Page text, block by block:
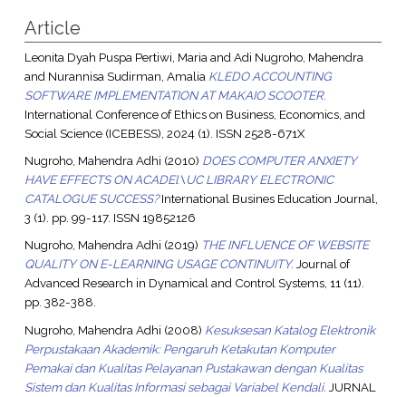
Article
Leonita Dyah Puspa Pertiwi, Maria and Adi Nugroho, Mahendra
and Nurannisa Sudirman, Amalia KLEDO ACCOUNTING
SOFTWARE IMPLEMENTATION AT MAKAIO SCOOTER.
International Conference of Ethics on Business, Economics, and
Social Science (ICEBESS), 2024 (1). ISSN 2528-671X
Nugroho, Mahendra Adhi (2010) DOES COMPUTER ANXIETY
HAVE EFFECTS ON ACADEl\UC LIBRARY ELECTRONIC
CATALOGUE SUCCESS?International Busines Education Journal,
3 (1). pp. 99-117. ISSN 19852126
Nugroho, Mahendra Adhi (2019) THE INFLUENCE OF WEBSITE
QUALITY ON E-LEARNING USAGE CONTINUITY.Journal of
Advanced Research in Dynamical and Control Systems, 11 (11).
pp. 382-388.
Nugroho, Mahendra Adhi (2008) Kesuksesan Katalog Elektronik
Perpustakaan Akademik: Pengaruh Ketakutan Komputer
Pemakai dan Kualitas Pelayanan Pustakawan dengan Kualitas
Sistem dan Kualitas Informasi sebagai Variabel Kendali. JURNAL